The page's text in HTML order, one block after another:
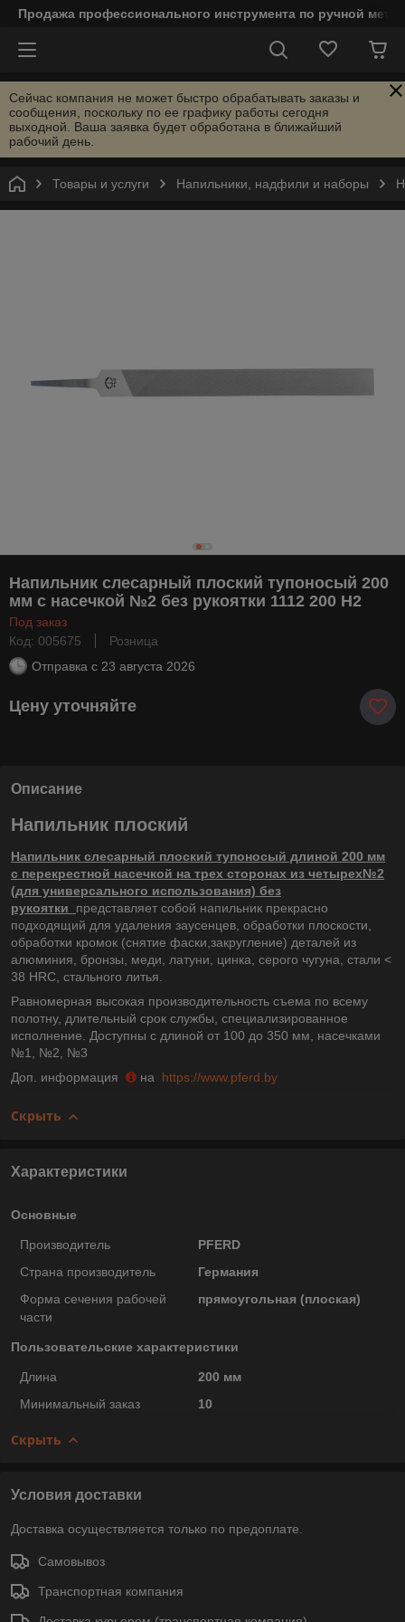
Продажа профессионального инструмента по ручной
Сейчас компания не может быстро обрабатывать заказы и
сообщения, поскольку по ее графику работы сегодня
выходной. Ваша заявка будет обработана в ближайший
рабочий день.
Товары и услуги Напильники, надфили и наборы
Напильник слесарный плоский тупоносый 200
мм с насечкой №2 без рукоятки 1112 200 Н2
Под заказ
Код: 005675
Розница
Отправка с 23 августа 2026
Цену уточняйте
Описание
Напильник плоский
Напильник слесарный плоский тупоносый длиной 200 мм
с перекрестной насечкой на трех сторонах из четырех№2
(для универсального использования) без
рукоятки представляет собой напильник прекрасно
подходящий для удаления заусенцев, обработки плоскости,
обработки кромок (снятие фаски,закругление) деталей из
алюминия, бронзы, меди, латуни, цинка, серого чугуна, стали <
38 HRC, стального литья.
Равномерная высокая производительность съема по всему
полотну, длительный срок службы, специализированное
исполнение. Доступны с длиной от 100 до 350 мм, насечками
№1, №2, №3
Доп. информация
на https://www.pferd.by
Скрыть
Характеристики
Основные
Производитель
PFERD
Страна производитель
Германия
Форма сечения рабочей
части
прямоугольная (плоская)
Пользовательские характеристики
Длина
200 мм
Минимальный заказ
10
Скрыть
Условия доставки
Доставка осуществляется только по предоплате.
Самовывоз
Транспортная компания